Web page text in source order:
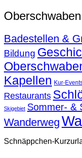
Badestellen &
Bildung
Kapellen Kur-
Restaurants
Skigebiet Sommer- &
Wanderweg
Schnäppchen-